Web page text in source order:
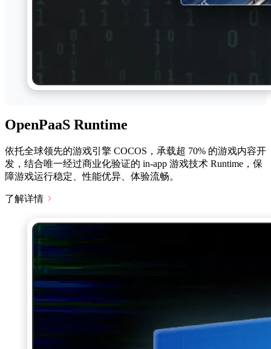
OpenPaaS Runtime
依托全球领先的游戏引擎 COCOS，承载超 70% 的游戏内容开
发，结合唯一经过商业化验证的 in-app 游戏技术 Runtime，保
障游戏运行稳定、性能优异、体验流畅。
了解详情